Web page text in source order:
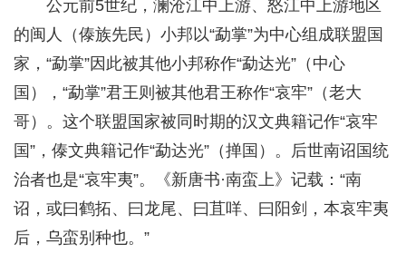
公元前5世纪，澜沧江中上游、怒江中上游地区
的闽人（傣族先民）小邦以“勐掌”为中心组成联盟国
家，“勐掌”因此被其他小邦称作“勐达光”（中心
国），“勐掌”君王则被其他君王称作“哀牢”（老大
哥）。这个联盟国家被同时期的汉文典籍记作“哀牢
国”，傣文典籍记作“勐达光”（掸国）。后世南诏国统
治者也是“哀牢夷”。《新唐书·南蛮上》记载：“南
诏，或曰鹤拓、曰龙尾、曰苴咩、曰阳剑，本哀牢夷
后，乌蛮别种也。”